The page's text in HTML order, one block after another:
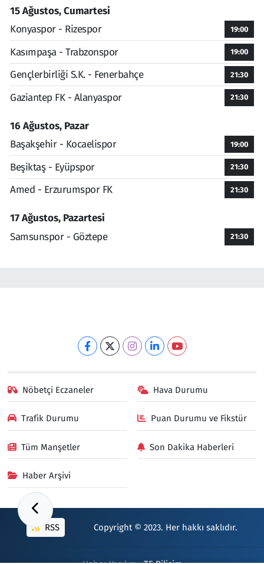
15 Ağustos, Cumartesi
Konyaspor - Rizespor
19:00
Kasımpaşa - Trabzonspor 19:00
Gençlerbirliği S.K. - Fenerbahçe 21:30
Gaziantep FK - Alanyaspor 21:30
16 Ağustos, Pazar
Başakşehir - Kocaelispor
19:00
Beşiktaş - Eyüpspor 21:30
Amed - Erzurumspor FK 21:30
17 Ağustos, Pazartesi
Samsunspor - Göztepe
21:30
Nöbetçi Eczaneler Hava Durumu
Trafik Durumu Puan Durumu ve Fikstür
Tüm Manşetler Son Dakika Haberleri
Haber Arşivi
RSS Copyright © 2023. Her hakkı saklıdır.